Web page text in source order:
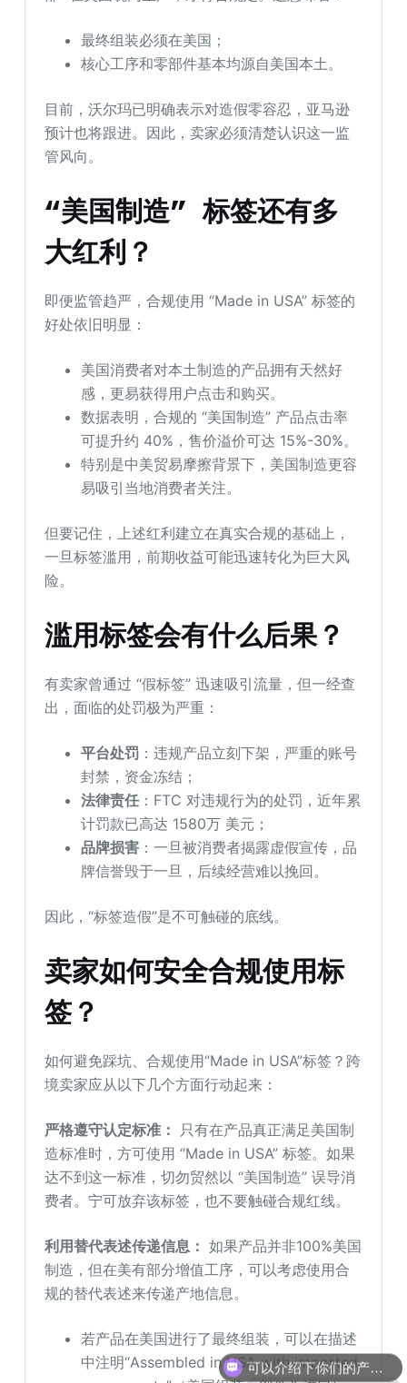
最终组装必须在美国；
核心工序和零部件基本均源自美国本土。
目前，沃尔玛已明确表示对造假零容忍，亚马逊
预计也将跟进。因此，卖家必须清楚认识这一监
管风向。
“美国制造” 标签还有多
大红利？
即便监管趋严，合规使用 “Made in USA” 标签的
好处依旧明显：
美国消费者对本土制造的产品拥有天然好
感，更易获得用户点击和购买。
数据表明，合规的 “美国制造” 产品点击率
可提升约 40%，售价溢价可达 15%-30%。
特别是中美贸易摩擦背景下，美国制造更容
易吸引当地消费者关注。
但要记住，上述红利建立在真实合规的基础上，
一旦标签滥用，前期收益可能迅速转化为巨大风
险。
滥用标签会有什么后果？
有卖家曾通过 “假标签” 迅速吸引流量，但一经查
出，面临的处罚极为严重：
平台处罚 ：违规产品立刻下架，严重的账号
封禁，资金冻结；
法律责任 ：FTC 对违规行为的处罚，近年累
计罚款已高达 1580万 美元；
品牌损害 ：一旦被消费者揭露虚假宣传，品
牌信誉毁于一旦，后续经营难以挽回。
因此，“标签造假”是不可触碰的底线。
卖家如何安全合规使用标
签？
如何避免踩坑、合规使用“Made in USA”标签？跨
境卖家应从以下几个方面行动起来：
严格遵守认定标准：
只有在产品真正满足美国制
造标准时，方可使用 “Made in USA” 标签。如果
达不到这一标准，切勿贸然以 “美国制造” 误导消
费者。宁可放弃该标签，也不要触碰合规红线。
利用替代表述传递信息： 如果产品并非100%美国
制造，但在美有部分增值工序，可以考虑使用合
规的替代表述来传递产地信息。
若产品在美国进行了最终组装，可以在描述
中注明“Assembled in USA with imported
你们是怎么收费的呢